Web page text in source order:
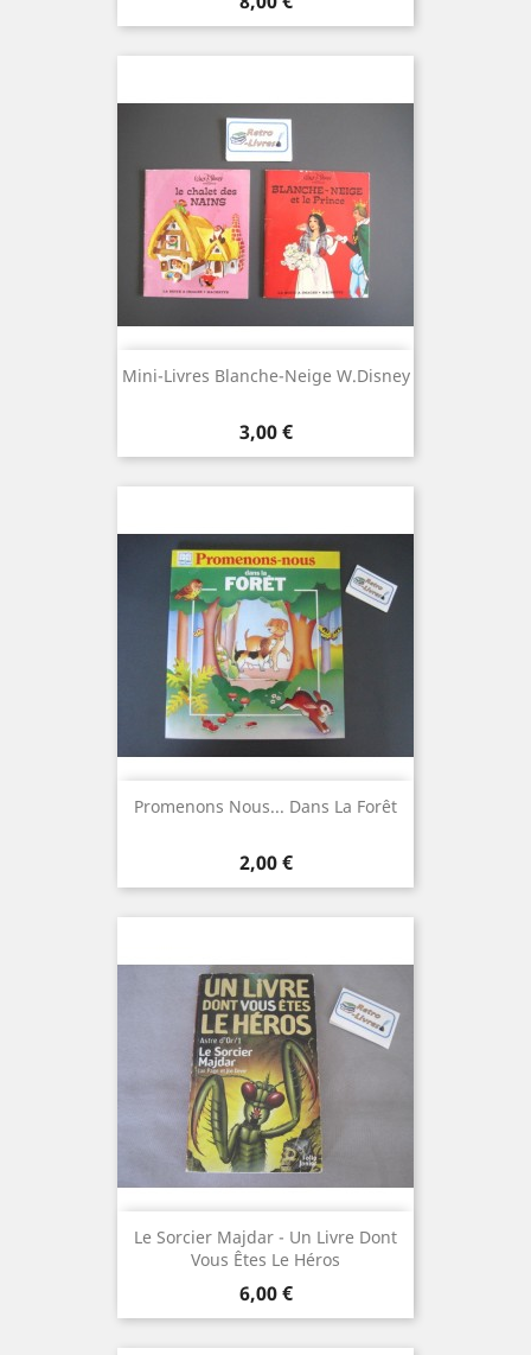
Mini-Livres Blanche-Neige W.Disney
Prix
3,00 €
Promenons Nous... Dans La Forêt
Prix
2,00 €
Le Sorcier Majdar - Un Livre Dont
Vous Êtes Le Héros
Prix
6,00 €